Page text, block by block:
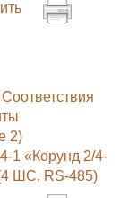
2)
1 «Корунд 2/4-
ШС, RS-485)